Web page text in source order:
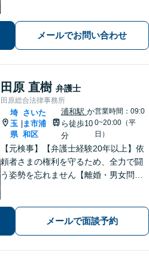
かした迅速な行動力でサポートしま
す。まずはお気軽にご相談ください。
メールでお問い合わせ
田原 直樹 弁護士
田原総合法律事務所
埼
玉
県
さいた
ま市浦
和区
浦和駅 か
ら徒歩10
分
営業時間：09:0
0~20:00（平
日）
【元検事】【弁護士経験20年以上】依
頼者さまの権利を守るため、全力で闘
う姿勢を忘れません【離婚・男女問
分・遺留分にも積極的に対応【夜間／
休日の相談可能】
メールで面談予約